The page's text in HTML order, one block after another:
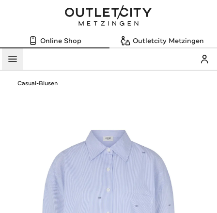
Online Shop Outletcity Metzingen
Menü
Casual-Blusen